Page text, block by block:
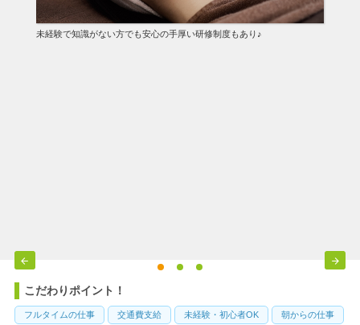
未経験で知識がない方でも安心の手厚い研修制度もあり♪
 
こだわりポイント！
フルタイムの仕事 交通費支給 未経験・初心者OK 朝からの仕事